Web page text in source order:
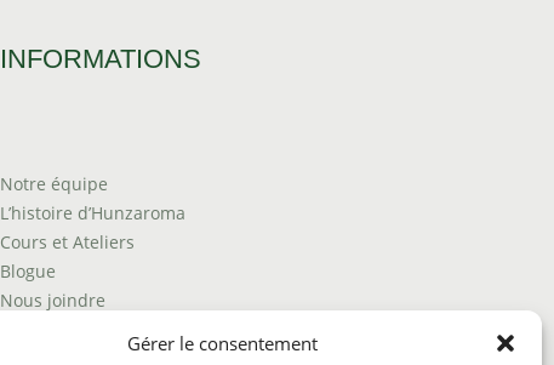
Gérer le consentement
INFORMATIONS
Notre équipe
L’histoire d’Hunzaroma
Cours et Ateliers
Blogue
Nous joindre
Politique de frais d'envoi